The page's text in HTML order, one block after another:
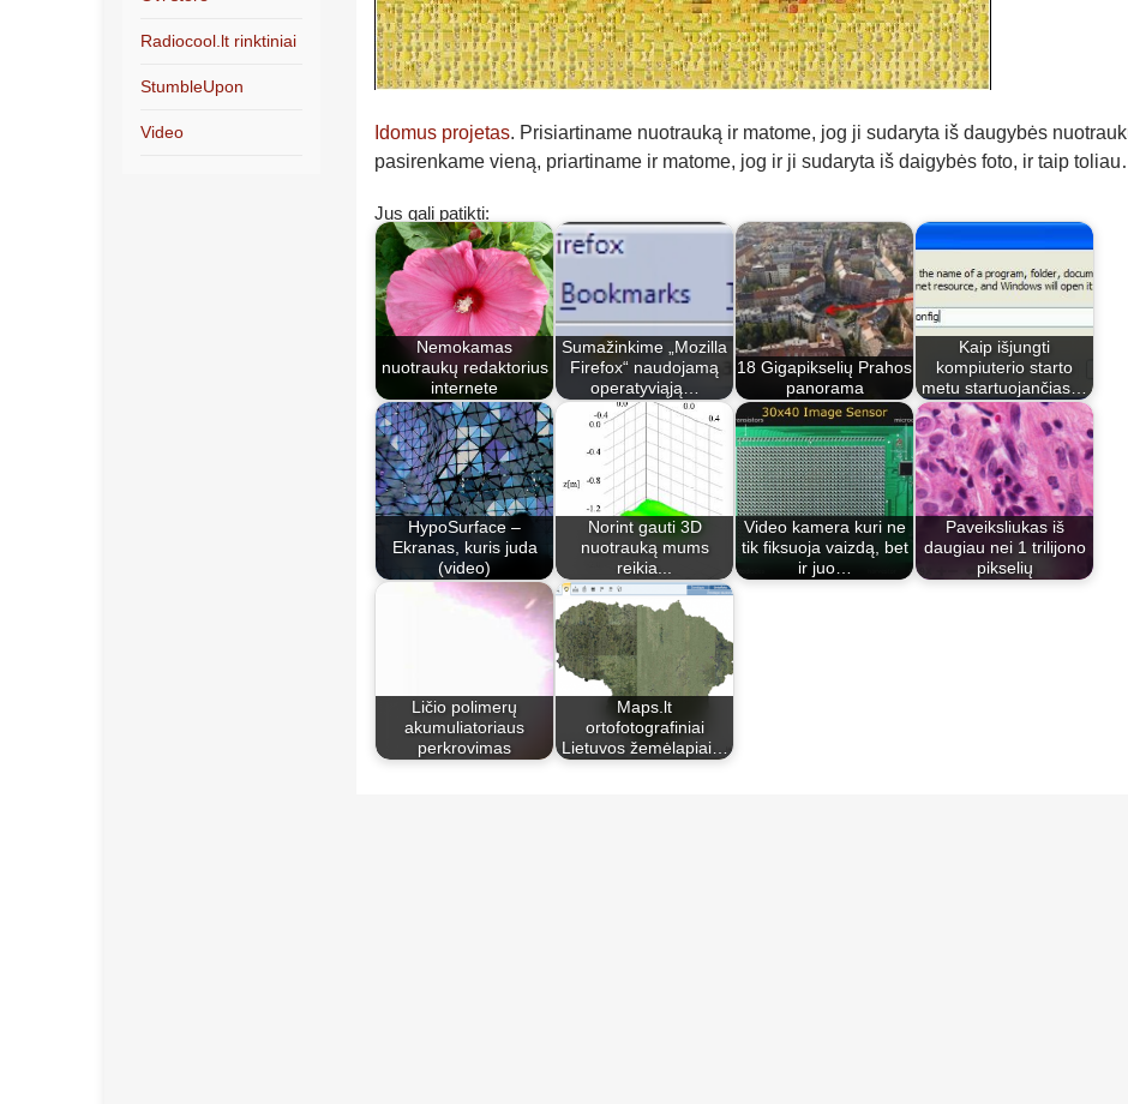
Idomus projetas. Prisiartiname nuotrauką ir matome, jog ji sudaryta iš daugybės
pasirenkame vieną, priartiname ir matome, jog ir ji sudaryta iš daigybės foto, ir taip
Jus gali patikti:
Nemokamas
nuotraukų redaktorius
internete
Sumažinkime „Mozilla
Firefox“ naudojamą
operatyviąją…
18 Gigapikselių Prahos
panorama
Kaip išjungti
kompiuterio starto
metu startuojančias…
HypoSurface –
Ekranas, kuris juda
(video)
Norint gauti 3D
nuotrauką mums
reikia...
Video kamera kuri ne
tik fiksuoja vaizdą, bet
ir juo…
Paveiksliukas iš
daugiau nei 1 trilijono
pikselių
Ličio polimerų
akumuliatoriaus
perkrovimas
Maps.lt
ortofotografiniai
Lietuvos žemėlapiai…
Radiocool.lt rinktiniai
StumbleUpon
Video